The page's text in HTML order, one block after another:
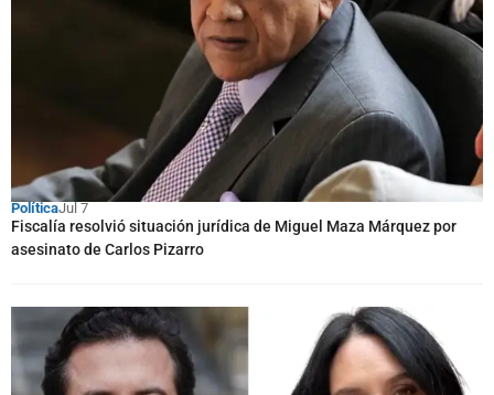
PolíticaJul 7
Fiscalía resolvió situación jurídica de Miguel Maza Márquez por
asesinato de Carlos Pizarro